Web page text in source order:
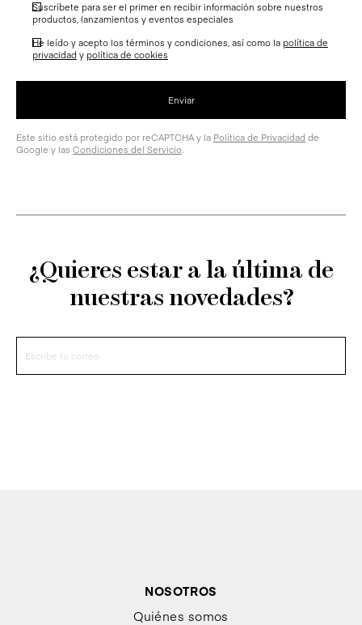
Suscríbete para ser el primer en recibir información sobre nuestros
productos, lanzamientos y eventos especiales
He leído y acepto los términos y condiciones, así como la política de
privacidad y política de cookies
Este sitio está protegido por reCAPTCHA y la Política de Privacidad de
Google y las Condiciones del Servicio.
¿Quieres estar a la última de
nuestras novedades?
NOSOTROS
Quiénes somos